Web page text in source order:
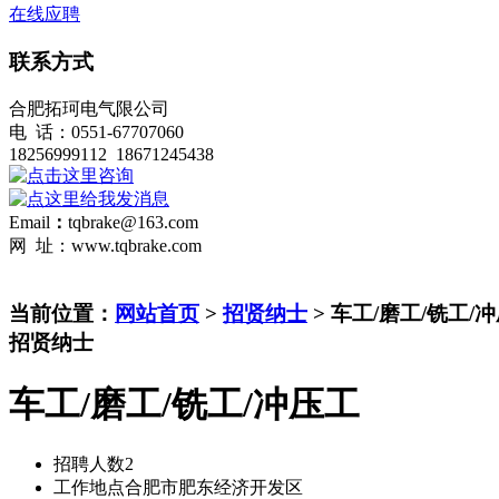
在线应聘
联系方式
合肥拓珂电气限公司
电 话：0551-67707060
18256999112 18671245438
Email ： tqbrake@163.com
网 址：www.tqbrake.com
当前位置： 网站首页 >招贤纳士 > 车工/磨工/铣工/
招贤纳士
车工/磨工/铣工/冲压工
招聘人数2
工作地点合肥市肥东经济开发区